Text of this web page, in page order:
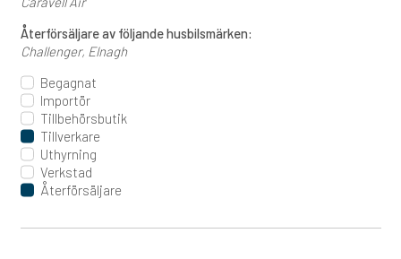
Återförsäljare av följande husbilsmärken:
Challenger Elnagh
Begagnat
Importör
Tillbehörsbutik
Tillverkare
Uthyrning
Verkstad
Återförsäljare